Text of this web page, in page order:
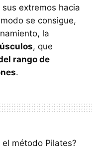
extremos hacia
se consigue,
la
, que
rango de
.
método Pilates?